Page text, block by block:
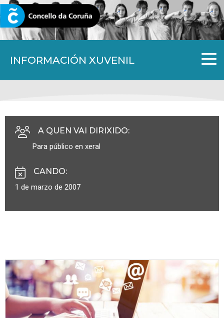
INFORMACIÓN XUVENIL
CORUNA.GAL
A QUEN VAI DIRIXIDO:
Para público en xeral
CANDO:
1 de marzo de 2007